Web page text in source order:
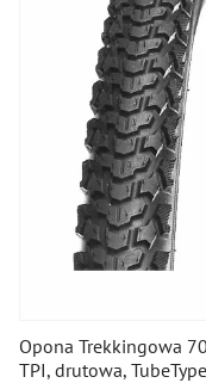
Opona Trekkingowa
TPI, drutowa,